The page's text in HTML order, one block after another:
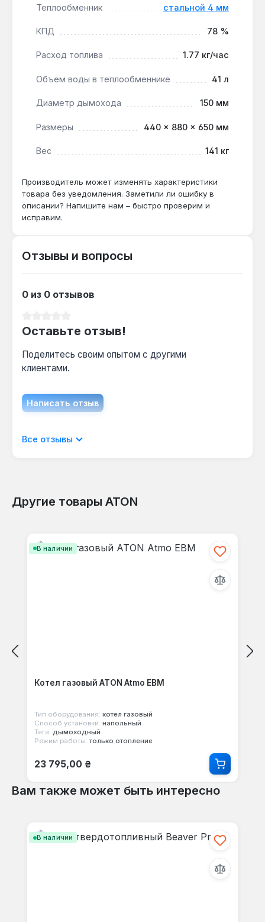
Гарантия 5 лет, доставка по Украине.
обеспечивают запас тепла для помещений до
резервом.
конструкция с отдельными дверцами
упрощает этот процесс.
Теплообменник стальной 4 мм
КПД 78 %
Расход топлива 1.77 кг/час
Объем воды в теплообменнике 41 л
Диаметр дымохода 150 мм
Размеры 440 × 880 × 650 мм
Вес 141 кг
Производитель может изменять характеристики
товара без уведомления. Заметили ли ошибку в
описании? Напишите нам – быстро проверим и
исправим.
Отзывы и вопросы
0 из 0 отзывов
Оставьте отзыв!
Поделитесь своим опытом с другими
клиентами.
Написать отзыв
Отображать отзывы только на текущем
Все отзывы
Другие товары ATON
В наличии
Котел газовый ATON Atmo ЕВМ
Тип оборудования: котел газовый
Способ установки: напольный
Тяга: дымоходный
Режим работы: только отопление
Обычная цена:
23 795,00 ₴
Вам также может быть интересно
В наличии